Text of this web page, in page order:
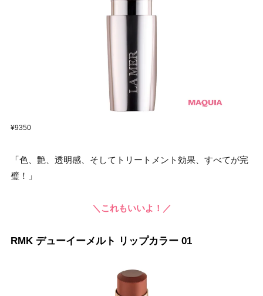
¥9350
「色、艶、透明感、そしてトリートメント効果、すべてが完
璧！」
＼これもいいよ！／
RMK デューイーメルト リップカラー 01